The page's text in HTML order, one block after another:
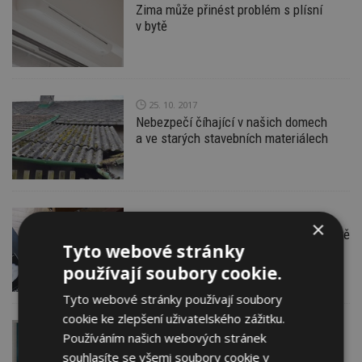
Zima může přinést problém s plísní
v bytě
25. 10. 2017
Nebezpečí číhající v našich domech
a ve starých stavebních materiálech
Vysávejte kdykoliv a odkudkoliv na světě
s robotickým vysavačem PUREi9
čerpadla a klimatizace)
×
Tyto webové stránky
používají soubory cookie.
Tyto webové stránky používají soubory
cookie ke zlepšení uživatelského zážitku.
Používáním našich webových stránek
souhlasíte se všemi soubory cookie v